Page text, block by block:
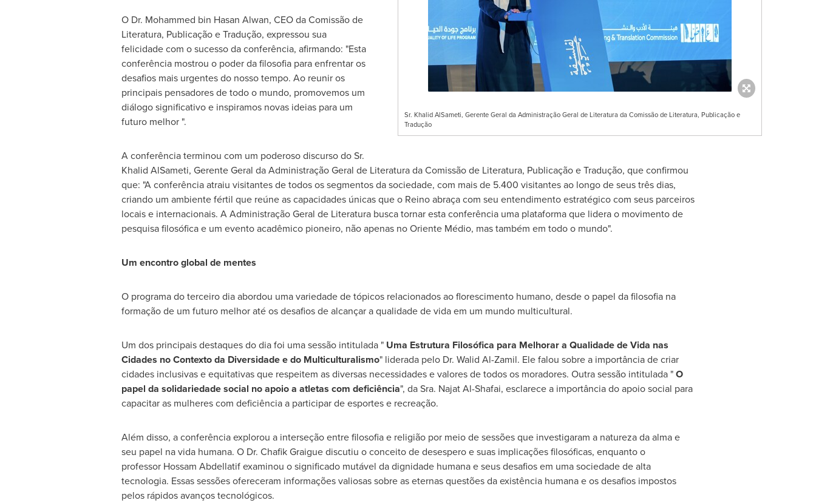
Sr. Khalid AlSameti, Gerente Geral da Administração Geral de Literatura da Comissão de Literatura, Publicação e
Tradução
O Dr. Mohammed bin Hasan Alwan, CEO da Comissão de
Literatura, Publicação e Tradução, expressou sua
felicidade com o sucesso da conferência, afirmando: "Esta
conferência mostrou o poder da filosofia para enfrentar os
desafios mais urgentes do nosso tempo. Ao reunir os
principais pensadores de todo o mundo, promovemos um
diálogo significativo e inspiramos novas ideias para um
futuro melhor ".
A conferência terminou com um poderoso discurso do Sr.
Khalid AlSameti, Gerente Geral da Administração Geral de Literatura da Comissão de Literatura, Publicação e Tradução, que confirmou
que: "A conferência atraiu visitantes de todos os segmentos da sociedade, com mais de 5.400 visitantes ao longo de seus três dias,
criando um ambiente fértil que reúne as capacidades únicas que o Reino abraça com seu entendimento estratégico com seus parceiros
locais e internacionais. A Administração Geral de Literatura busca tornar esta conferência uma plataforma que lidera o movimento de
pesquisa filosófica e um evento acadêmico pioneiro, não apenas no Oriente Médio, mas também em todo o mundo".
Um encontro global de mentes
O programa do terceiro dia abordou uma variedade de tópicos relacionados ao florescimento humano, desde o papel da filosofia na
formação de um futuro melhor até os desafios de alcançar a qualidade de vida em um mundo multicultural.
Um dos principais destaques do dia foi uma sessão intitulada "Uma Estrutura Filosófica para Melhorar a Qualidade de Vida nas
Cidades no Contexto da Diversidade e do Multiculturalismo" liderada pelo Dr. Walid Al-Zamil. Ele falou sobre a importância de criar
cidades inclusivas e equitativas que respeitem as diversas necessidades e valores de todos os moradores. Outra sessão intitulada "O
papel da solidariedade social no apoio a atletas com deficiência", da Sra. Najat Al-Shafai, esclarece a importância do apoio social para
capacitar as mulheres com deficiência a participar de esportes e recreação.
Além disso, a conferência explorou a interseção entre filosofia e religião por meio de sessões que investigaram a natureza da alma e
seu papel na vida humana. O Dr. Chafik Graigue discutiu o conceito de desespero e suas implicações filosóficas, enquanto o
professor Hossam Abdellatif examinou o significado mutável da dignidade humana e seus desafios em uma sociedade de alta
tecnologia. Essas sessões ofereceram informações valiosas sobre as eternas questões da existência humana e os desafios impostos
pelos rápidos avanços tecnológicos.